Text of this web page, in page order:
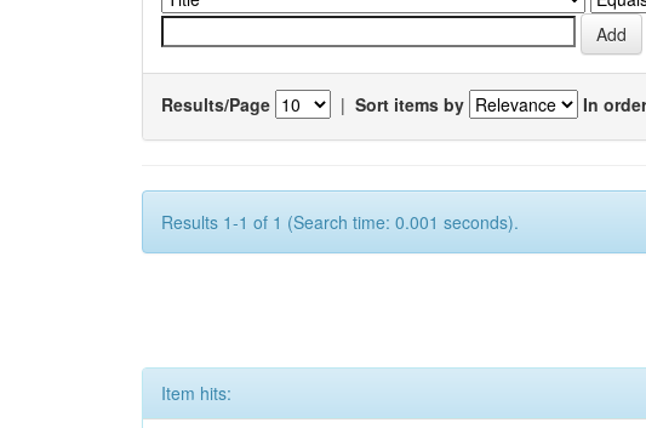
Results/Page | Sort items by In order
Results 1-1 of 1 (Search time: 0.001 seconds).
Item hits: